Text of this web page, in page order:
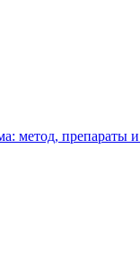
метод, препараты